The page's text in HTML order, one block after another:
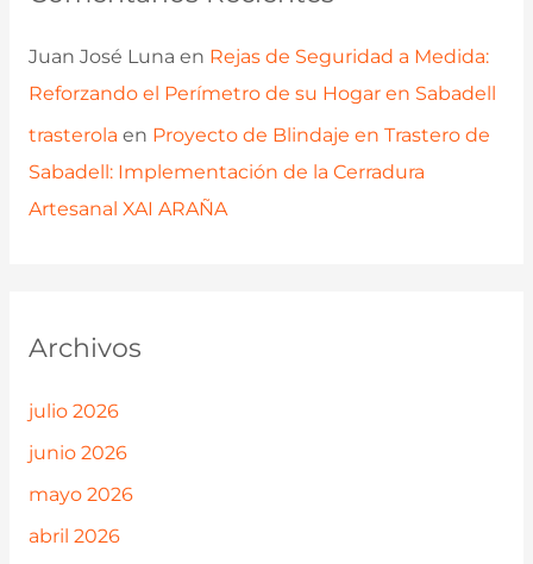
Juan José Luna en Rejas de Seguridad a Medida:
Reforzando el Perímetro de su Hogar en Sabadell
trasterola en Proyecto de Blindaje en Trastero de
Sabadell: Implementación de la Cerradura
Artesanal XAI ARAÑA
Archivos
julio 2026
junio 2026
mayo 2026
abril 2026